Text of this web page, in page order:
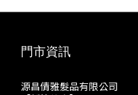
門市資訊
源昌倩雅髮品有限公司